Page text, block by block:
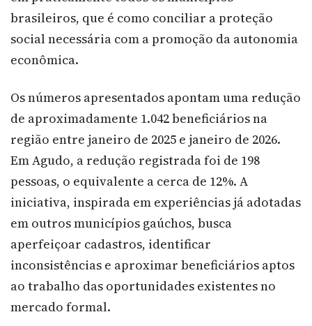
brasileiros, que é como conciliar a proteção
social necessária com a promoção da autonomia
econômica.
Os números apresentados apontam uma redução
de aproximadamente 1.042 beneficiários na
região entre janeiro de 2025 e janeiro de 2026.
Em Agudo, a redução registrada foi de 198
pessoas, o equivalente a cerca de 12%. A
iniciativa, inspirada em experiências já adotadas
em outros municípios gaúchos, busca
aperfeiçoar cadastros, identificar
inconsistências e aproximar beneficiários aptos
ao trabalho das oportunidades existentes no
mercado formal.